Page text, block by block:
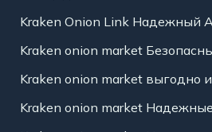
Kraken Onion Link Надежный
Kraken onion market
Kraken onion market выгодно
Kraken onion market